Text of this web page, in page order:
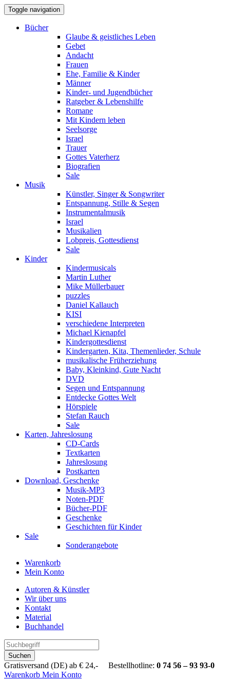
Toggle navigation
Bücher
Glaube & geistliches Leben
Gebet
Andacht
Frauen
Ehe, Familie & Kinder
Männer
Kinder- und Jugendbücher
Ratgeber & Lebenshilfe
Romane
Mit Kindern leben
Seelsorge
Israel
Trauer
Gottes Vaterherz
Biografien
Sale
Musik
Künstler, Singer & Songwriter
Entspannung, Stille & Segen
Instrumentalmusik
Israel
Musikalien
Lobpreis, Gottesdienst
Sale
Kinder
Kindermusicals
Martin Luther
Mike Müllerbauer
puzzles
Daniel Kallauch
KISI
verschiedene Interpreten
Michael Kienapfel
Kindergottesdienst
Kindergarten, Kita, Themenlieder, Schule
musikalische Früherziehung
Baby, Kleinkind, Gute Nacht
DVD
Segen und Entspannung
Entdecke Gottes Welt
Hörspiele
Stefan Rauch
Sale
Karten, Jahreslosung
CD-Cards
Textkarten
Jahreslosung
Postkarten
Download, Geschenke
Musik-MP3
Noten-PDF
Bücher-PDF
Geschenke
Geschichten für Kinder
Sale
Sonderangebote
Warenkorb
Mein Konto
Autoren & Künstler
Wir über uns
Kontakt
Material
Buchhandel
Suchen
Gratisversand (DE) ab € 24,- Bestellhotline: 0 74 56 – 93 93-0
Warenkorb Mein Konto